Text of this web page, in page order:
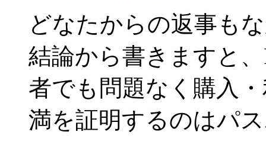
どなたからの返事も
結論から書きますと
者でも問題なく購入
満を証明するのはパ